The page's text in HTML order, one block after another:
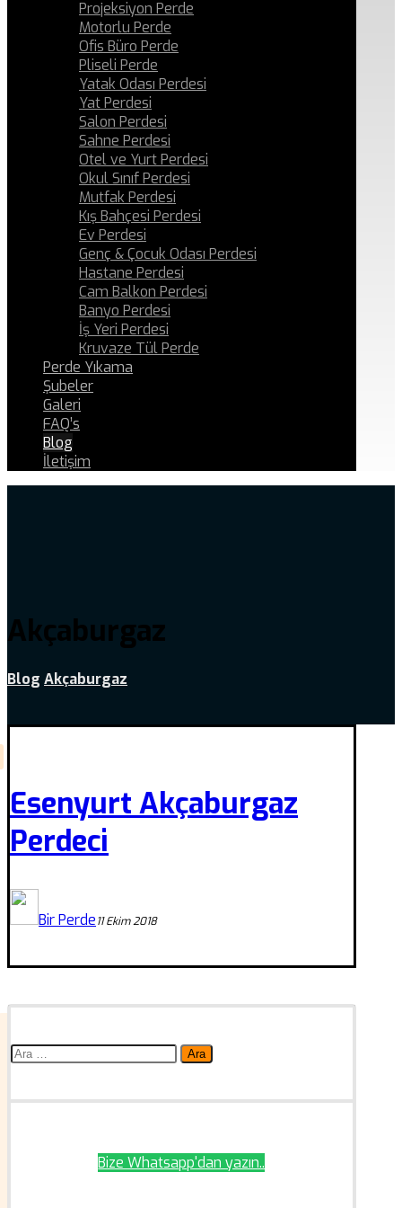
Projeksiyon Perde
Motorlu Perde
Ofis Büro Perde
Pliseli Perde
Yatak Odası Perdesi
Yat Perdesi
Salon Perdesi
Sahne Perdesi
Otel ve Yurt Perdesi
Okul Sınıf Perdesi
Mutfak Perdesi
Kış Bahçesi Perdesi
Ev Perdesi
Genç & Çocuk Odası Perdesi
Hastane Perdesi
Cam Balkon Perdesi
Banyo Perdesi
İş Yeri Perdesi
Kruvaze Tül Perde
Perde Yıkama
Şubeler
Galeri
FAQ’s
Blog
İletişim
Akçaburgaz
Blog Akçaburgaz
Esenyurt Akçaburgaz
Perdeci
Bir Perde11 Ekim 2018
Arama:
Bize Whatsapp'dan yazın..